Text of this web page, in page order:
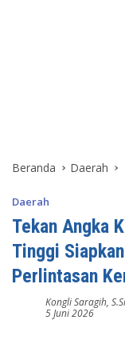
Beranda Daerah
Daerah
Tekan Angka
Tinggi
Perlintasan
Kongli Saragih,
5 Juni 2026